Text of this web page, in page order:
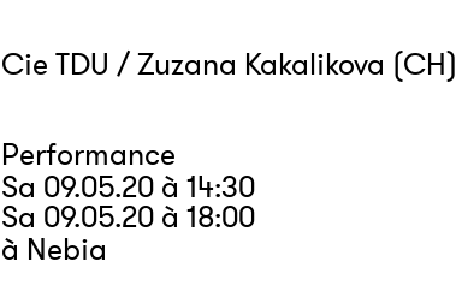
Cie TDU / Zuzana Kakalikova (CH)
Performance
Sa 09.05.20 à 14:30
Sa 09.05.20 à 18:00
à Nebia